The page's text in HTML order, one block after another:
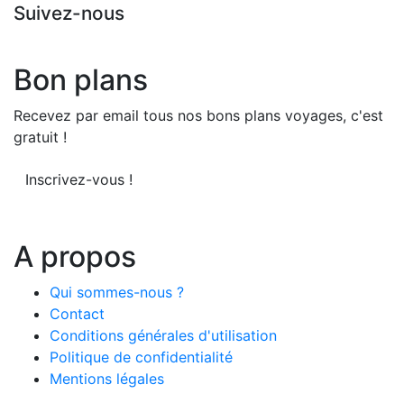
Suivez-nous
Bon plans
Recevez par email tous nos bons plans voyages, c'est
gratuit !
Inscrivez-vous !
A propos
Qui sommes-nous ?
Contact
Conditions générales d'utilisation
Politique de confidentialité
Mentions légales